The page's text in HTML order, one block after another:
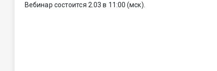
Вебинар состоится 2.03 в 11:00 (мск).